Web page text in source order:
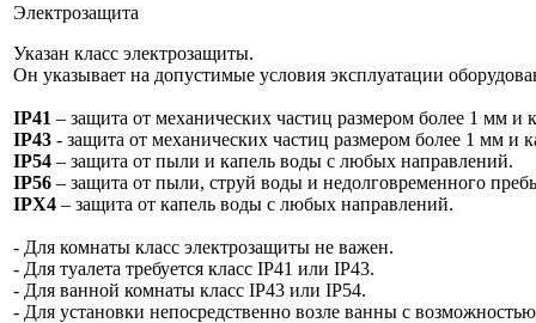
Электрозащита
Указан класс электрозащиты.
Он указывает на допустимые условия эксплуатации
IP41 – защита от механических частиц размером более 1 мм
IP43 - защита от механических частиц размером более 1 мм и
IP54 – защита от пыли и капель воды с любых направлений.
IP56 – защита от пыли, струй воды и недолговременного
IPX4 – защита от капель воды с любых направлений.
- Для комнаты класс электрозащиты не важен.
- Для туалета требуется класс IP41 или IP43.
- Для ванной комнаты класс IP43 или IP54.
- Для установки непосредственно возле ванны с